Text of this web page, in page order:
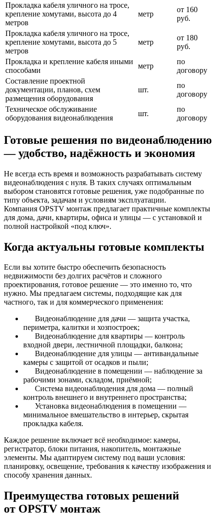
Прокладка кабеля уличного на тросе,
крепление хомутами, высота до 4
метров
метр
от 160
руб.
Прокладка кабеля уличного на тросе,
крепление хомутами, высота до 5
метров
метр
от 180
руб.
Прокладка и крепление кабеля иными
способами
метр
по
договору
Составление проектной
документации, планов, схем
размещения оборудования
шт.
по
договору
Техническое обслуживание
оборудования видеонаблюдения
шт.
по
договору
Готовые решения по видеонаблюдению
— удобство, надёжность и экономия
Не всегда есть время и возможность разрабатывать систему
видеонаблюдения с нуля. В таких случаях оптимальным
выбором становятся готовые решения, уже подобранные по
типу объекта, задачам и условиям эксплуатации.
Компания OPSTV монтаж предлагает практичные комплекты
для дома, дачи, квартиры, офиса и улицы — с установкой и
полной настройкой «под ключ».
Когда актуальны готовые комплекты
Если вы хотите быстро обеспечить безопасность
недвижимости без долгих расчётов и сложного
проектирования, готовое решение — это именно то, что
нужно. Мы предлагаем системы, подходящие как для
частного, так и для коммерческого применения:
Видеонаблюдение для дачи — защита участка,
периметра, калитки и хозпостроек;
Видеонаблюдение для квартиры — контроль
входной двери, лестничной площадки, балкона;
Видеонаблюдение для улицы — антивандальные
камеры с защитой от осадков и пыли;
Видеонаблюдение в помещении — наблюдение за
рабочими зонами, складом, приёмной;
Система видеонаблюдения для дома — полный
контроль внешнего и внутреннего пространства;
Установка видеонаблюдения в помещении —
минимальное вмешательство в интерьер, скрытая
прокладка кабеля.
Каждое решение включает всё необходимое: камеры,
регистратор, блоки питания, накопитель, монтажные
элементы. Мы адаптируем систему под ваши условия:
планировку, освещение, требования к качеству изображения и
способу хранения данных.
Преимущества готовых решений
от OPSTV монтаж